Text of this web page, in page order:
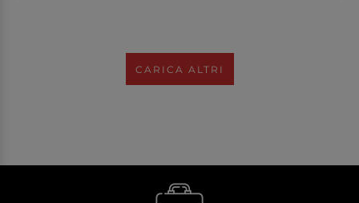
CARICA ALTRI